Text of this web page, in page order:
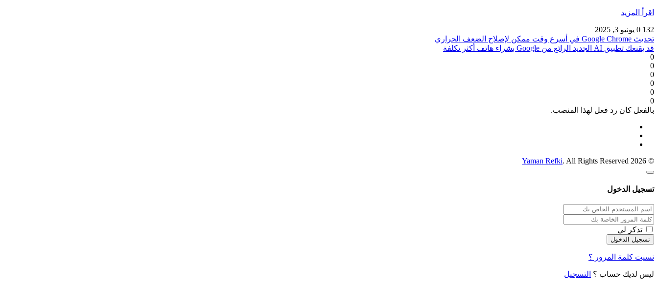
اقرأ المزيد
132
0 يونيو 3, 2025
تحديث Google Chrome في أسرع وقت ممكن لإصلاح الضعف الحراري
قد يقنعك تطبيق AI الجديد الرائع من Google بشراء هاتف أكثر تكلفة
0
0
0
0
0
0
بالفعل كان رد فعل لهذا المنصب.
© 2026
Yaman Refki. All Rights Reserved
تسجيل الدخول
تذكر لي
نسيت كلمة المرور ؟
ليس لديك حساب ؟ التسجيل